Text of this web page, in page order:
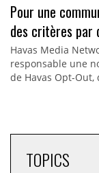
Pour une
des critères par
Havas Media
responsable une
de Havas Opt-
TOPICS